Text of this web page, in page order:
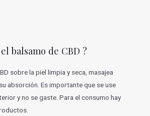
balsamo de CBD ?
sobre la piel limpia y seca, masajea
absorción. Es importante que se use
y no se gaste. Para el consumo hay